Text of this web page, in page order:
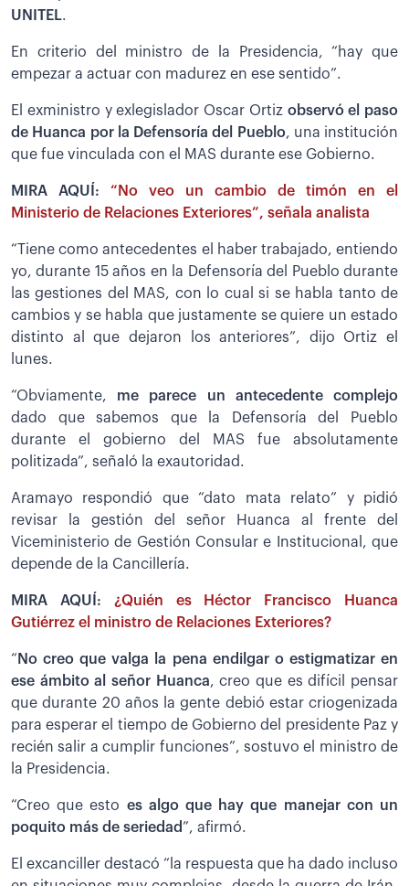
UNITEL.
En criterio del ministro de la Presidencia, “hay que
empezar a actuar con madurez en ese sentido”.
El exministro y exlegislador Oscar Ortiz observó el paso
de Huanca por la Defensoría del Pueblo, una institución
que fue vinculada con el MAS durante ese Gobierno.
MIRA AQUÍ: “No veo un cambio de timón en el
Ministerio de Relaciones Exteriores”, señala analista
“Tiene como antecedentes el haber trabajado, entiendo
yo, durante 15 años en la Defensoría del Pueblo durante
las gestiones del MAS, con lo cual si se habla tanto de
cambios y se habla que justamente se quiere un estado
distinto al que dejaron los anteriores”, dijo Ortiz el
lunes.
“Obviamente, me parece un antecedente complejo
dado que sabemos que la Defensoría del Pueblo
durante el gobierno del MAS fue absolutamente
politizada”, señaló la exautoridad.
Aramayo respondió que “dato mata relato” y pidió
revisar la gestión del señor Huanca al frente del
Viceministerio de Gestión Consular e Institucional, que
depende de la Cancillería.
MIRA AQUÍ: ¿Quién es Héctor Francisco Huanca
Gutiérrez el ministro de Relaciones Exteriores?
“ No creo que valga la pena endilgar o estigmatizar en
ese ámbito al señor Huanca, creo que es difícil pensar
que durante 20 años la gente debió estar criogenizada
para esperar el tiempo de Gobierno del presidente Paz y
recién salir a cumplir funciones”, sostuvo el ministro de
la Presidencia.
“Creo que esto es algo que hay que manejar con un
poquito más de seriedad ”, afirmó.
El excanciller destacó “la respuesta que ha dado incluso